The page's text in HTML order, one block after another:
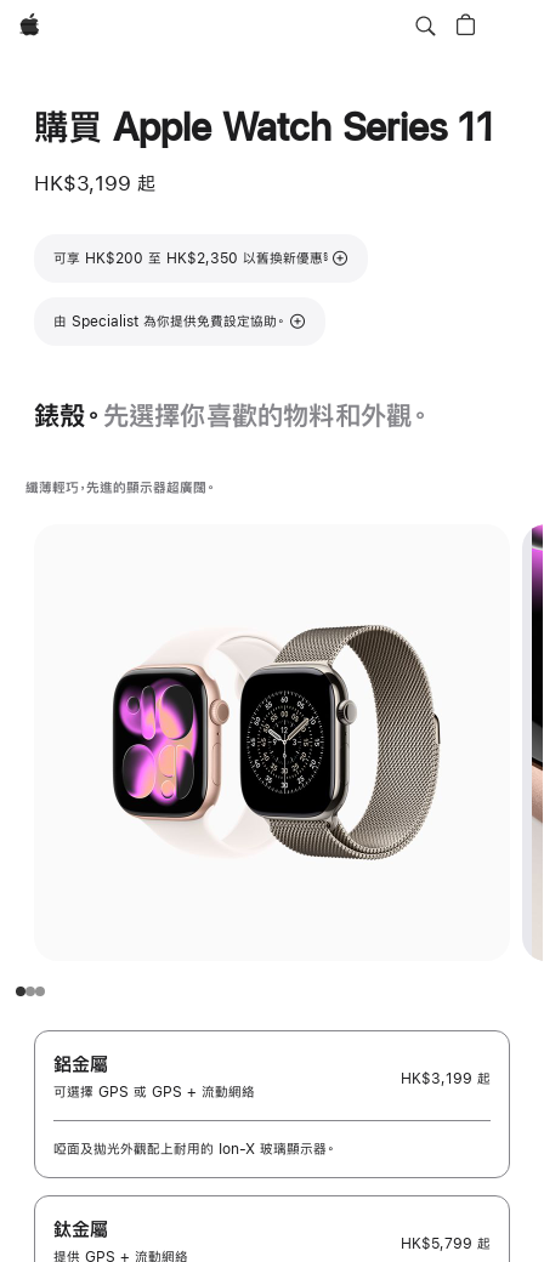
Apple
購買 Apple Watch Series 11
HK$3,199 起
可享 HK$200 至 HK$2,350 以舊換新優惠
註腳
§
由 Specialist 為你提供免費設定協助。
錶殼。 先選擇你喜歡的物料和外觀。
纖薄輕巧，先進的顯示器超廣闊。
鋁金屬
可選擇 GPS 或 GPS + 流動網絡
HK$3,199 起
啞面及拋光外觀配上耐用的 Ion-X 玻璃顯示器。
鈦金屬
提供 GPS + 流動網絡
HK$5,799 起